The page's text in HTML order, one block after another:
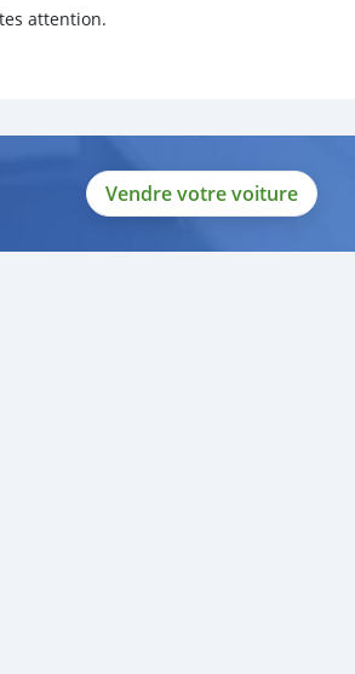
attention.
Vendre votre voiture